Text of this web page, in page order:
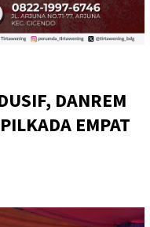
DANREM
EMPAT